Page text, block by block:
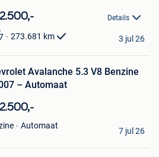
Details
273.681 km 3 jul 26
Avalanche 5.3 V8 Benzine
– Automaat
Automaat
7 jul 26